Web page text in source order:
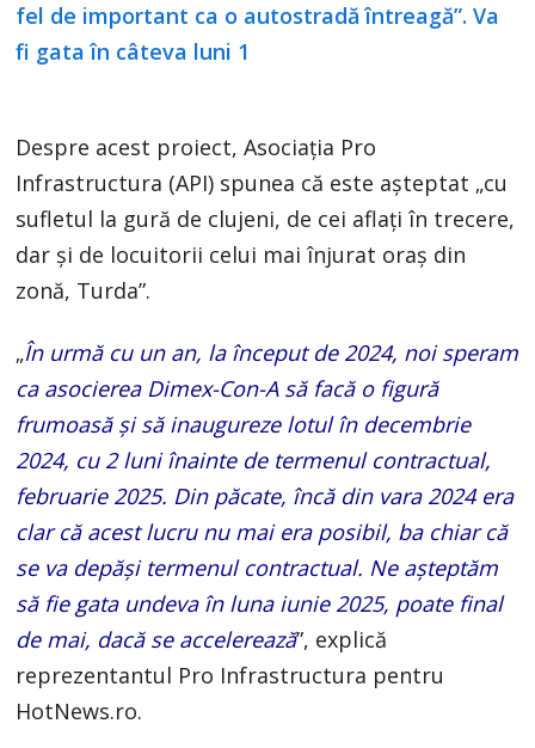
Despre acest proiect, Asociația Pro
Infrastructura (API) spunea că este așteptat „cu
sufletul la gură de clujeni, de cei aflați în trecere,
dar și de locuitorii celui mai înjurat oraș din
zonă, Turda”.
„În urmă cu un an, la început de 2024, noi speram
ca asocierea Dimex-Con-A să facă o figură
frumoasă și să inaugureze lotul în decembrie
2024, cu 2 luni înainte de termenul contractual,
februarie 2025. Din păcate, încă din vara 2024 era
clar că acest lucru nu mai era posibil, ba chiar că
se va depăși termenul contractual. Ne așteptăm
să fie gata undeva în luna iunie 2025, poate final
de mai, dacă se accelerează”, explică
reprezentantul Pro Infrastructura pentru
HotNews.ro.